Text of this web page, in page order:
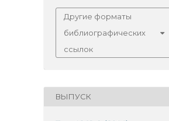
Другие форматы
библиографических
ссылок
ВЫПУСК